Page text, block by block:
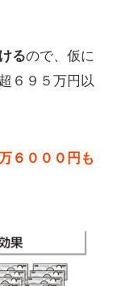
るので、仮に
６９５万円以
６０００円も